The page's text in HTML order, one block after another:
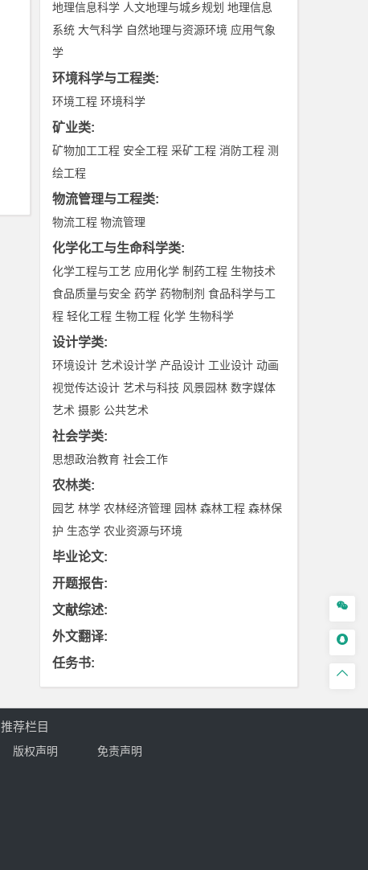
地理信息科学 人文地理与城乡规划 地理信息
系统 大气科学 自然地理与资源环境 应用气象
学
环境科学与工程类:
环境工程 环境科学
矿业类:
矿物加工工程 安全工程 采矿工程 消防工程 测
绘工程
物流管理与工程类:
物流工程 物流管理
化学化工与生命科学类:
化学工程与工艺 应用化学 制药工程 生物技术
食品质量与安全 药学 药物制剂 食品科学与工
程 轻化工程 生物工程 化学 生物科学
设计学类:
环境设计 艺术设计学 产品设计 工业设计 动画
视觉传达设计 艺术与科技 风景园林 数字媒体
艺术 摄影 公共艺术
社会学类:
思想政治教育 社会工作
农林类:
园艺 林学 农林经济管理 园林 森林工程 森林保
护 生态学 农业资源与环境
毕业论文:
开题报告:
文献综述:
外文翻译:
任务书:



推荐栏目
版权声明 免责声明